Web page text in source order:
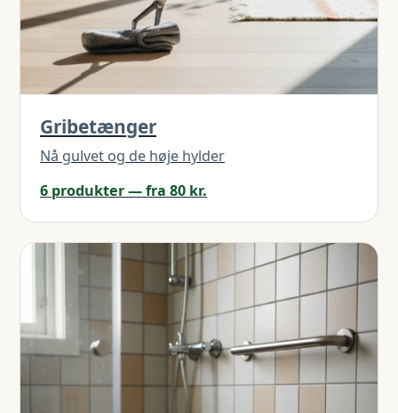
Gribetænger
Nå gulvet og de høje hylder
6 produkter — fra 80 kr.